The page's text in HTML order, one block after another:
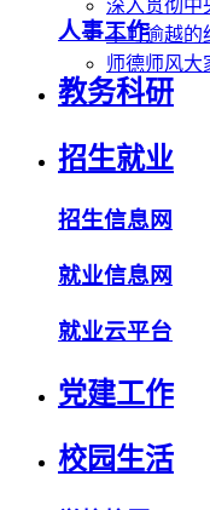
深入贯彻中
不可逾越的
师德师风大
人事工作
教务科研
招生就业
招生信息网
就业信息网
就业云平台
党建工作
校园生活